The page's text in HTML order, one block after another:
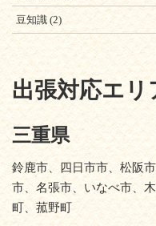
豆知識 (2)
出張対応エリ
三重県
鈴鹿市、四日市市、松阪
市、名張市、いなべ市、
町、菰野町